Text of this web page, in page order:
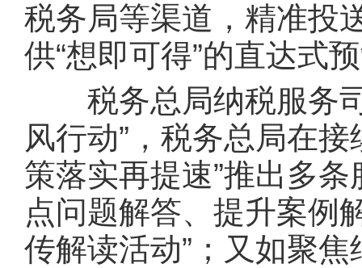
税务局等渠道，精准投
供“想即可得”的直达式
税务总局纳税服务司
风行动”，税务总局在
策落实再提速”推出多
点问题解答、提升案例
传解读活动”；又如聚